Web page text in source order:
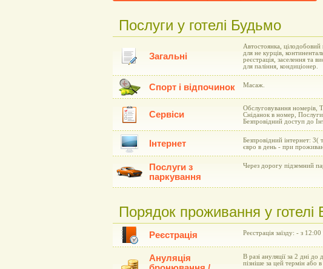
Послуги у готелі Будьмо
Загальні
Автостоянка, цілодобовий
для не курців,
реєстрація, заселення та
для паління, кондиціонер.
Спорт і відпочинок Масаж.
Сервіси
Обслуговування номерів,
Сніданок в номер, Послуги
Безпровідний доступ до
Інтернет
Безпровідний інтернет:
євро в день - при
Послуги з
паркування
Через дорогу підземний
Порядок проживання у готелі
Реєстрація Реєстрація заїзду: - з
Ануляція
В разі ануляції за 2 дні до
пізніше за цей термін або в